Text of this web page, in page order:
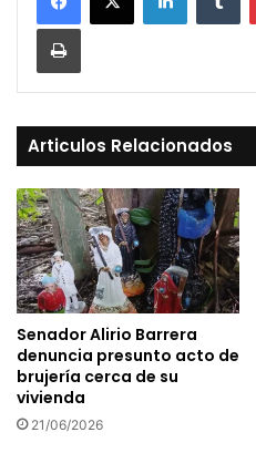
Print
Articulos Relacionados
Senador Alirio Barrera
denuncia presunto acto de
brujería cerca de su
vivienda
21/06/2026